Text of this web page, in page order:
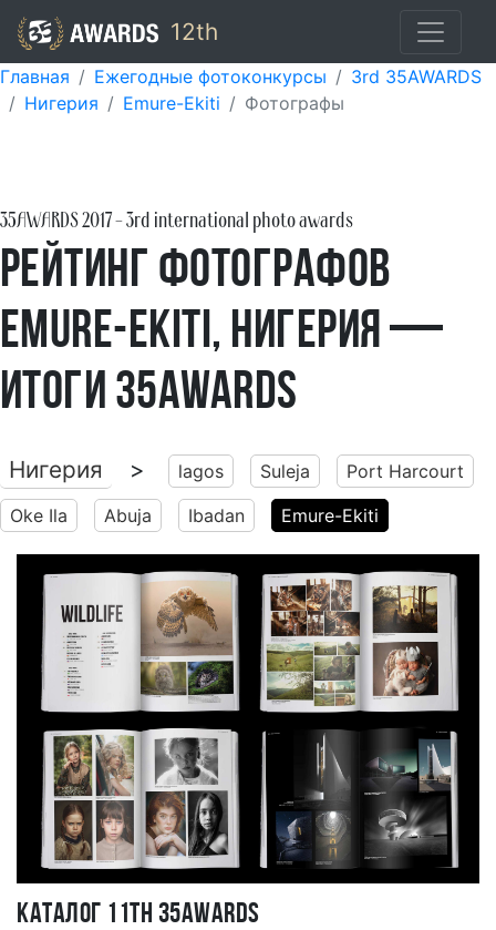
12th
Главная Ежегодные фотоконкурсы
3rd 35AWARDS
Нигерия
Emure-Ekiti Фотографы
35AWARDS2017- 3rd international photo awards
Рейтинг фотографов
Emure-Ekiti, Нигерия —
итоги 35AWARDS
Нигерия > lagos Suleja
Port Harcourt
Oke Ila
Abuja Ibadan Emure-Ekiti
Каталог 11TH 35AWARDS